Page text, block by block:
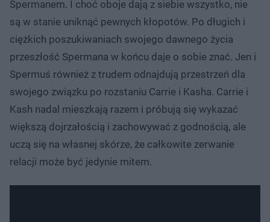
Spermanem. I choć oboje dają z siebie wszystko, nie
są w stanie uniknąć pewnych kłopotów. Po długich i
ciężkich poszukiwaniach swojego dawnego życia
przeszłość Spermana w końcu daje o sobie znać. Jen i
Spermuś również z trudem odnajdują przestrzeń dla
swojego związku po rozstaniu Carrie i Kasha. Carrie i
Kash nadal mieszkają razem i próbują się wykazać
większą dojrzałością i zachowywać z godnością, ale
uczą się na własnej skórze, że całkowite zerwanie
relacji może być jedynie mitem.